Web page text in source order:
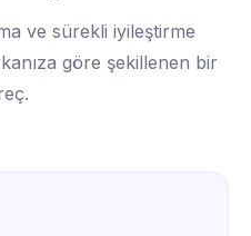
ve sürekli iyileştirme
göre şekillenen bir